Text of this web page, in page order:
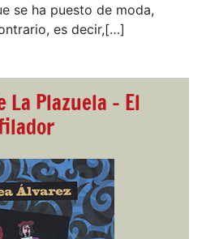
se ha puesto de moda,
es decir,[…]
La Plazuela - El